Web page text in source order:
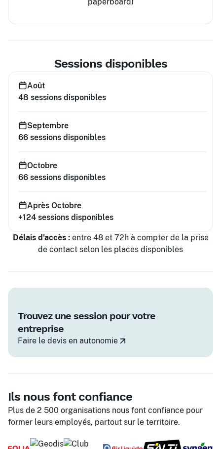
Sessions disponibles
Août
48 sessions disponibles
Septembre
66 sessions disponibles
Octobre
66 sessions disponibles
Après Octobre
+124 sessions disponibles
Délais d'accès :entre 48 et 72h à compter de la prise
de contact selon les places disponibles
Trouvez une session pour votre
entreprise
Faire le devis en autonomie
Ils nous font confiance
Plus de 2 500 organisations nous font confiance pour
former leurs employés, partout sur le territoire.